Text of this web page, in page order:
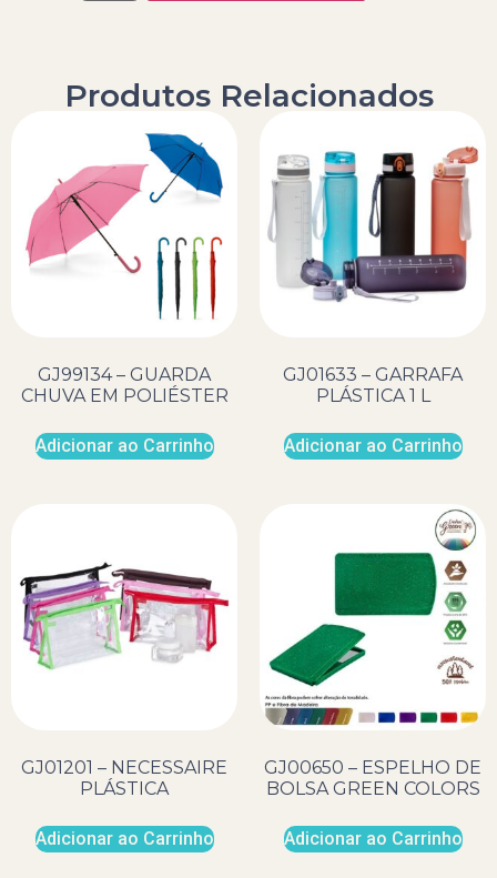
Produtos Relacionados
GJ99134 – GUARDA
CHUVA EM POLIÉSTER
Adicionar ao Carrinho
GJ01633 – GARRAFA
PLÁSTICA 1 L
Adicionar ao Carrinho
GJ01201 – NECESSAIRE
PLÁSTICA
Adicionar ao Carrinho
GJ00650 – ESPELHO DE
BOLSA GREEN COLORS
Adicionar ao Carrinho